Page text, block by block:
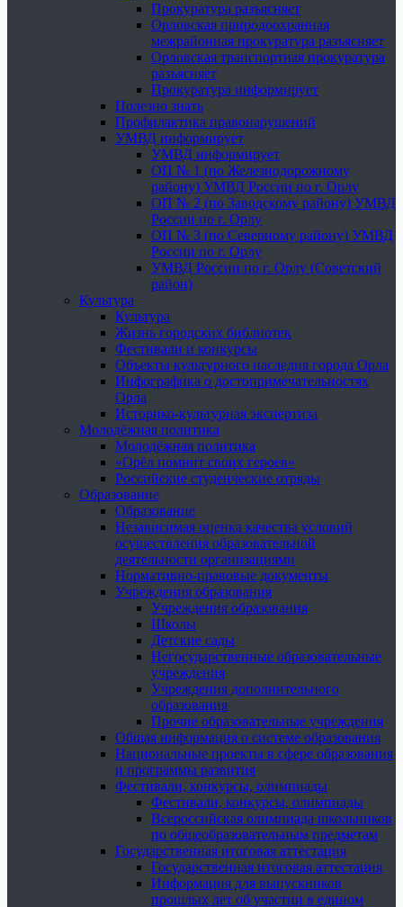
Прокуратура разъясняет
Орловская природоохранная
межрайонная прокуратура разъясняет
Орловская транспортная прокуратура
разъясняет
Прокуратура информирует
Полезно знать
Профилактика правонарушений
УМВД информирует
УМВД информирует
ОП № 1 (по Железнодорожному
району) УМВД России по г. Орлу
ОП № 2 (по Заводскому району) УМВД
России по г. Орлу
ОП № 3 (по Северному району) УМВД
России по г. Орлу
УМВД России по г. Орлу (Советский
район)
Культура
Культура
Жизнь городских библиотек
Фестивали и конкурсы
Объекты культурного наследия города Орла
Инфографика о достопримечательностях
Орла
Историко-культурная экспертиза
Молодёжная политика
Молодёжная политика
«Орёл помнит своих героев»
Российские студенческие отряды
Образование
Образование
Независимая оценка качества условий
осуществления образовательной
деятельности организациями
Нормативно-правовые документы
Учреждения образования
Учреждения образования
Школы
Детские сады
Негосударственные образовательные
учреждения
Учреждения дополнительного
образования
Прочие образовательные учреждения
Общая информация о системе образования
Национальные проекты в сфере образования
и программы развития
Фестивали, конкурсы, олимпиады
Фестивали, конкурсы, олимпиады
Всероссийская олимпиада школьников
по общеобразовательным предметам
Государственная итоговая аттестация
Государственная итоговая аттестация
Информация для выпускников
прошлых лет об участии в едином